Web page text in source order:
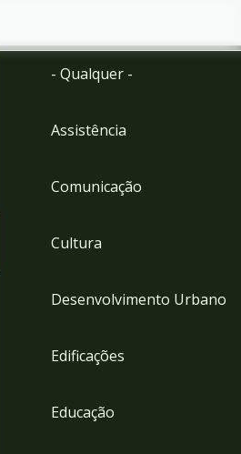
- Qualquer -
Assistência
Comunicação
Cultura
Desenvolvimento Urbano
Edificações
Educação